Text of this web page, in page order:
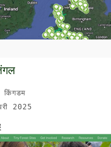
किंगडम
2025